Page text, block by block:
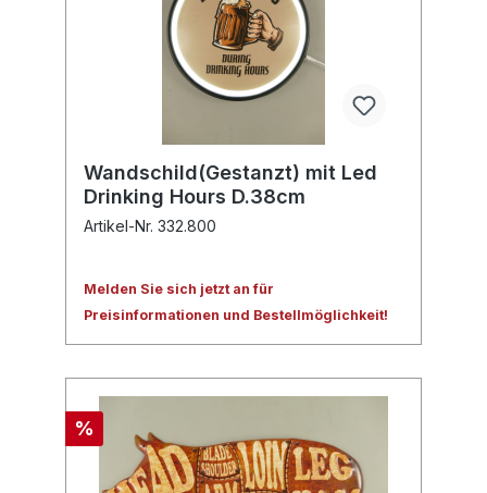
Wandschild(Gestanzt) mit Led
Drinking Hours D.38cm
Artikel-Nr. 332.800
Melden Sie sich jetzt an für
Preisinformationen und Bestellmöglichkeit!
%